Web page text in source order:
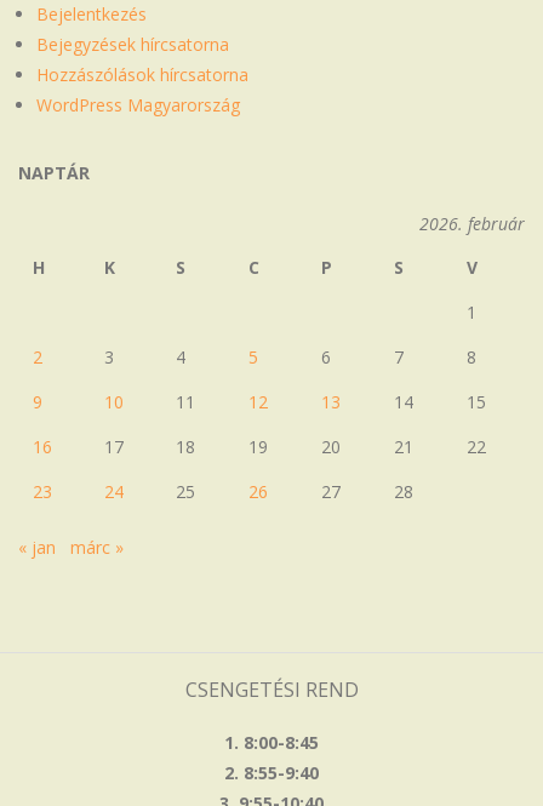
Bejelentkezés
Bejegyzések hírcsatorna
Hozzászólások hírcsatorna
WordPress Magyarország
NAPTÁR
2026. február
H
K S C P S
V
1
2
3 4 5 6 7
8
9
10 11 12 13 14
15
16
17 18 19 20 21
22
23
24 25 26 27 28
« jan márc »
CSENGETÉSI REND
1. 8:00-8:45
2. 8:55-9:40